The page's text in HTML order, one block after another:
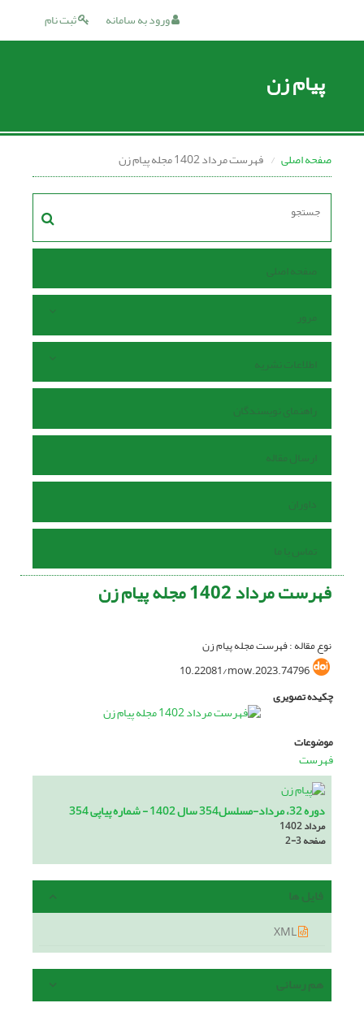
ثبت نام ورود به سامانه
پیام زن
صفحه اصلی فهرست مرداد 1402 مجله پیام زن
صفحه اصلی
مرور
اطلاعات نشریه
راهنمای نویسندگان
ارسال مقاله
داوران
تماس با ما
فهرست مرداد 1402 مجله پیام زن
نوع مقاله : فهرست مجله پیام زن
10.22081/mow.2023.74796
چکیده تصویری
موضوعات
فهرست
دوره 32، مرداد-مسلسل354 سال 1402 - شماره پیاپی 354
مرداد 1402
صفحه2-3
فایل ها
هم رسانی